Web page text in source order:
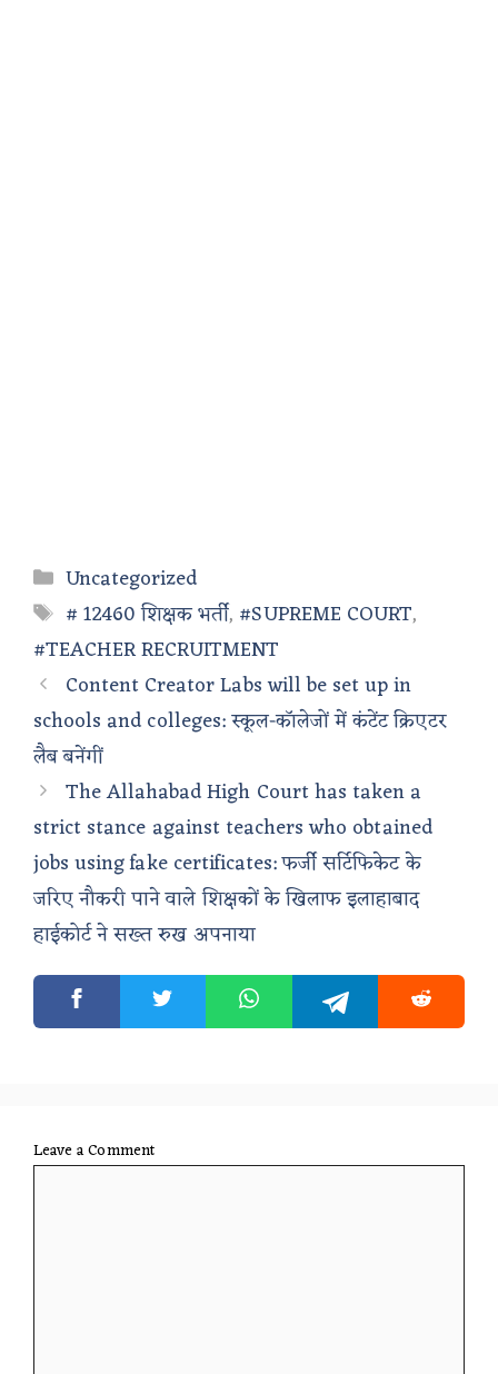
Categories
Uncategorized
Tags
# 12460 शिक्षक भर्ती, #SUPREME COURT,
#TEACHER RECRUITMENT
Content Creator Labs will be set up in
schools and colleges: स्कूल-कॉलेजों में कंटेंट क्रिएटर
लैब बनेंगीं
The Allahabad High Court has taken a
strict stance against teachers who obtained
jobs using fake certificates: फर्जी सर्टिफिकेट के
जरिए नौकरी पाने वाले शिक्षकों के खिलाफ इलाहाबाद
हाईकोर्ट ने सख्त रुख अपनाया
Leave a Comment